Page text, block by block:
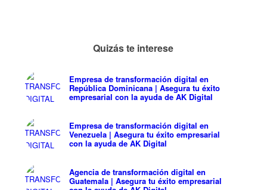
Quizás te interese
Empresa de transformación digital en
República Dominicana | Asegura tu éxito
empresarial con la ayuda de AK Digital
Empresa de transformación digital en
Venezuela | Asegura tu éxito empresarial
con la ayuda de AK Digital
Agencia de transformación digital en
Guatemala | Asegura tu éxito empresarial